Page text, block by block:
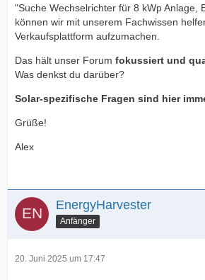
"Suche Wechselrichter für 8 kWp Anlage,
können wir mit unserem Fachwissen
Verkaufsplattform aufzumachen.
Das hält unser Forum fokussiert und
Was denkst du darüber?
Solar-spezifische Fragen sind hier
Grüße!
Alex
EnergyHarvester
Anfänger
20. Juni 2025 um 17:47